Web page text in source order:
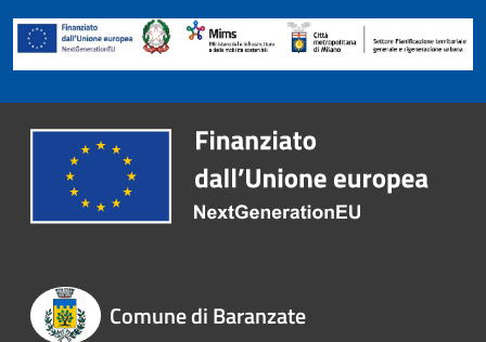
Comune di Baranzate